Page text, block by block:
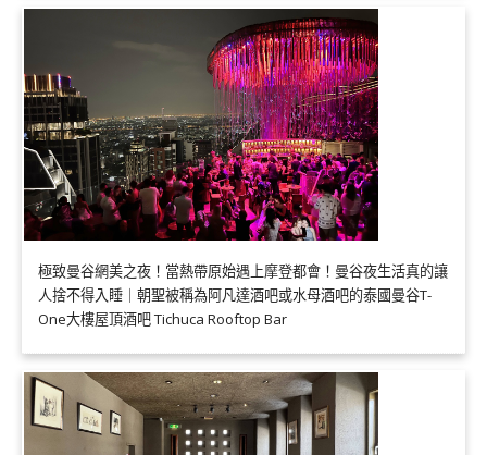
極致曼谷網美之夜！當熱帶原始遇上摩登都會！曼谷夜生活真的讓
人捨不得入睡｜朝聖被稱為阿凡達酒吧或水母酒吧的泰國曼谷T-
One大樓屋頂酒吧 Tichuca Rooftop Bar